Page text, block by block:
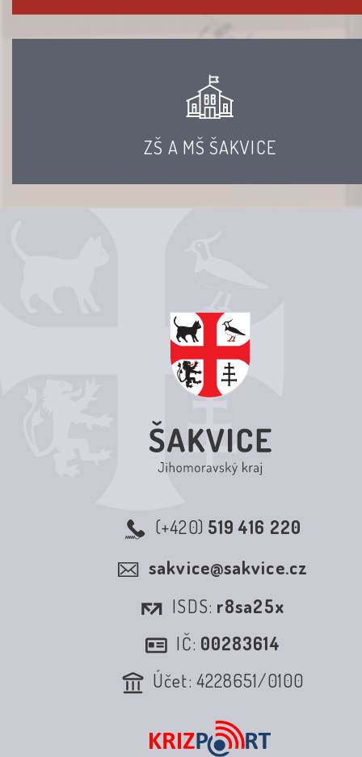
ZŠ A MŠ ŠAKVICE
(+420) 519 416 220
sakvice@sakvice.cz
ISDS: r8sa25x
IČ: 00283614
Účet: 4228651/0100